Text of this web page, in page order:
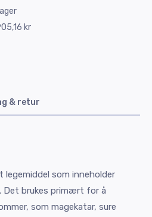
kr
& retur
legemiddel som inneholder
Det brukes primært for å
som magekatar, sure